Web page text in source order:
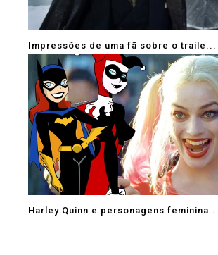
Impressões de uma fã sobre o traile...
Harley Quinn e personagens feminina...